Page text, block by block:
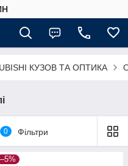
КУЗОВ ТА ОПТИКА
0 Фільтри
–5%